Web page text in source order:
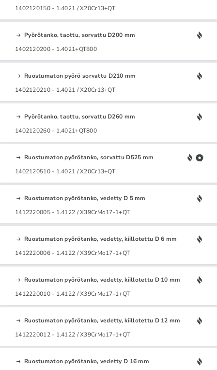
1402120150 - 1.4021 / X20Cr13+QT
Pyörötanko, taottu, sorvattu D200 mm
1402120200 - 1.4021+QT800
Ruostumaton pyörö sorvattu D210 mm
1402120210 - 1.4021 / X20Cr13+QT
Pyörötanko, taottu, sorvattu D260 mm
1402120260 - 1.4021+QT800
Ruostumaton pyörötanko, sorvattu D525 mm
1402120510 - 1.4021 / X20Cr13+QT
Ruostumaton pyörötanko, vedetty D 5 mm
1412220005 - 1.4122 / X39CrMo17-1+QT
Ruostumaton pyörötanko, vedetty, kiillotettu D 6 mm
1412220006 - 1.4122 / X39CrMo17-1+QT
Ruostumaton pyörötanko, vedetty, kiillotettu D 10 mm
1412220010 - 1.4122 / X39CrMo17-1+QT
Ruostumaton pyörötanko, vedetty, kiillotettu D 12 mm
1412220012 - 1.4122 / X39CrMo17-1+QT
Ruostumaton pyörötanko, vedetty D 16 mm